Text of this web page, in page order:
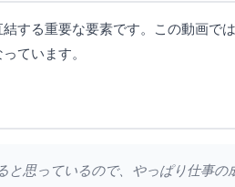
する重要な要素です。この動画で
ています。
と思っているので、やっぱり仕事の